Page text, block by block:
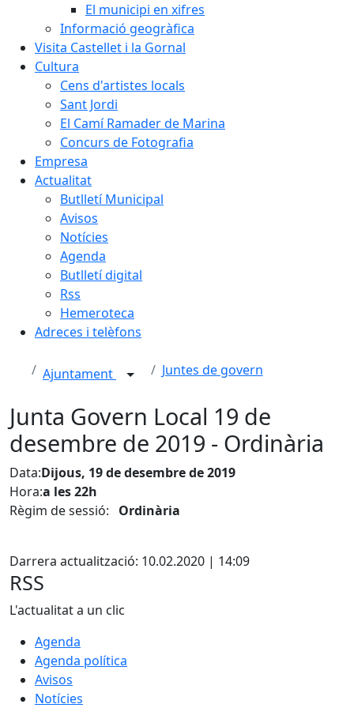
El municipi en xifres
Informació geogràfica
Visita Castellet i la Gornal
Cultura
Cens d'artistes locals
Sant Jordi
El Camí Ramader de Marina
Concurs de Fotografia
Empresa
Actualitat
Butlletí Municipal
Avisos
Notícies
Agenda
Butlletí digital
Rss
Hemeroteca
Adreces i telèfons
Ajuntament Juntes de govern
Junta Govern Local 19 de
desembre de 2019 - Ordinària
Data:Dijous, 19 de desembre de 2019
Hora:a les 22h
Règim de sessió:
Ordinària
Darrera actualització: 10.02.2020 | 14:09
RSS
L'actualitat a un clic
Agenda
Agenda política
Avisos
Notícies